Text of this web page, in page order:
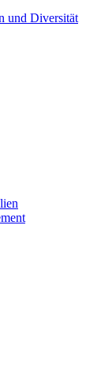
und Diversität